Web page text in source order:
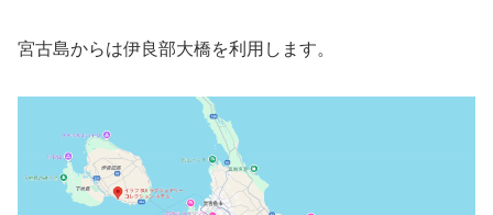
宮古島からは伊良部大橋を利用します。